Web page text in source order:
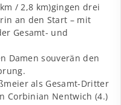
/ 2,8 km)gingen drei
an den Start – mit
Gesamt- und
Damen souverän den
als Gesamt-Dritter
Corbinian Nentwich (4.)